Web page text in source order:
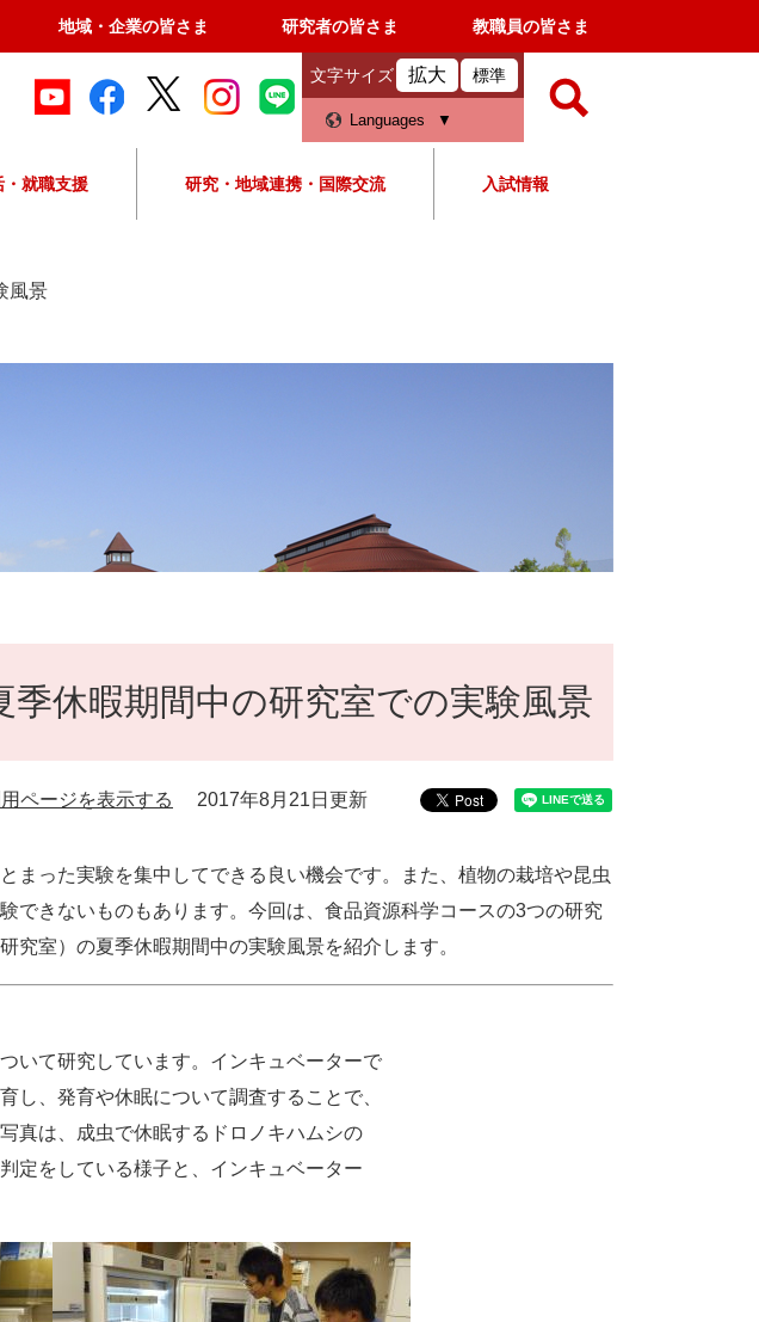
地域・企業の皆さま 研究者の皆さま 教職員の皆さま
文字サイズ 拡大 標準
Languages
o
e
・就職支援 研究・地域連携・国際交流 入試情報
風景
季休暇期間中の研究室での実験風景
ページを表示する 2017年8月21日更新
まった実験を集中してできる良い機会です。また、植物の栽培や昆虫
できないものもあります。今回は、食品資源科学コースの3つの研究
究室）の夏季休暇期間中の実験風景を紹介します。
いて研究しています。インキュベーターで
し、発育や休眠について調査することで、
真は、成虫で休眠するドロノキハムシの
定をしている様子と、インキュベーター